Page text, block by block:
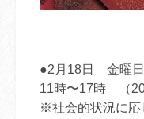
●2月18日 金曜
11時〜17時 （
※社会的状況に応